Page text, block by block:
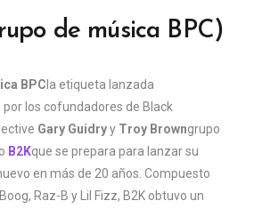
de música BPC)
BPC la etiqueta lanzada
los cofundadores de Black
Gary Guidryy Troy Browngrupo
B2Kque se prepara para lanzar su
en más de 20 años. Compuesto
Raz-B y Lil Fizz, B2K obtuvo un